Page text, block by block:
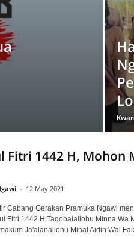
Fitri 1442 H, Mohon
- 12 May 2021
Cabang Gerakan Pramuka Ngawi
Fitri 1442 H Taqobalallohu Minna Wa
Ja'alanallohu Minal Aidin Wal